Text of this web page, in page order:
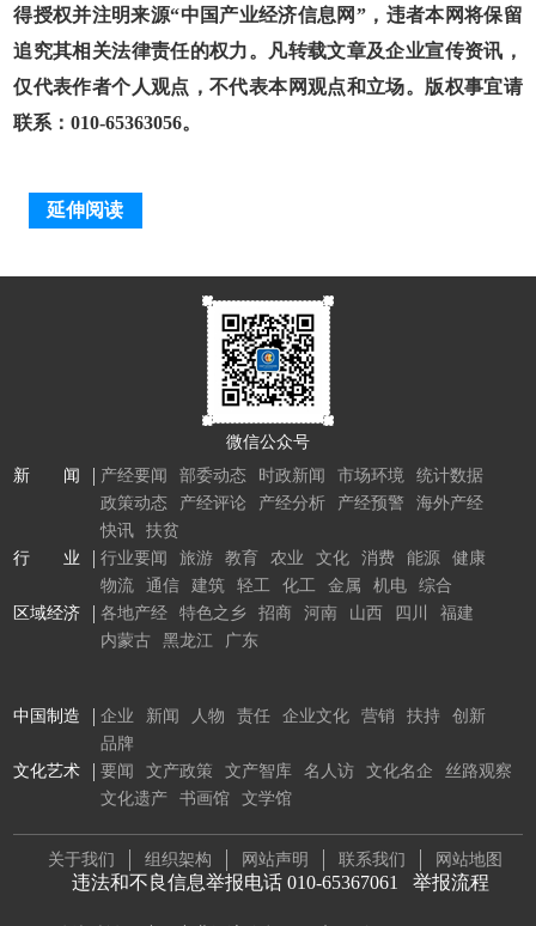
得授权并注明来源“中国产业经济信息网”，违者本网将保留
追究其相关法律责任的权力。凡转载文章及企业宣传资讯，
仅代表作者个人观点，不代表本网观点和立场。版权事宜请
联系：010-65363056。
延伸阅读
微信公众号
新 闻
产经要闻 部委动态 时政新闻 市场环境
统计数据
政策动态
产经评论 产经分析 产经预警
海外产经
快讯
扶贫
行 业
行业要闻 旅游 教育 农业 文化 消费 能源
健康
物流
通信 建筑 轻工 化工 金属 机电
综合
区域经济
各地产经 特色之乡 招商 河南 山西 四川
福建
内蒙古
黑龙江 广东
中国制造 企业 新闻 人物 责任 企业文化 营销 扶持
创新
品牌
文化艺术
要闻 文产政策 文产智库 名人访 文化名企
丝路观察
文化遗产
书画馆 文学馆
关于我们 组织架构 网站声明 联系我们 网站地图
违法和不良信息举报电话 010-65367061 举报流程